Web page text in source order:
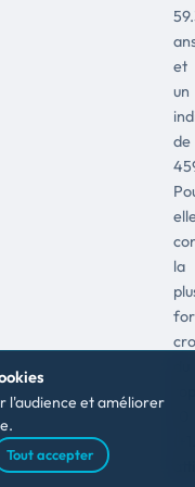
et
un
de
la
l'audience et améliorer
Tout accepter